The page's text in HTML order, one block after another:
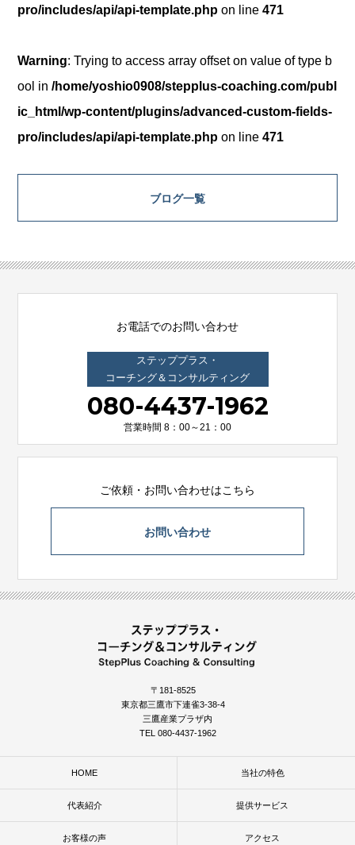
pro/includes/api/api-template.php on line471
Warning: Trying to access array offset on value of type b
ool in/home/yoshio0908/stepplus-coaching.com/publ
ic_html/wp-content/plugins/advanced-custom-fields-
pro/includes/api/api-template.php on line471
ブログ一覧
お電話でのお問い合わせ
ステッププラス・
コーチング＆コンサルティング
080-4437-1962
営業時間 8：00～21：00
ご依頼・お問い合わせはこちら
お問い合わせ
〒181-8525
東京都三鷹市下連雀3-38-4
三鷹産業プラザ内
TEL 080-4437-1962
HOME 当社の特色
代表紹介 提供サービス
お客様の声 アクセス